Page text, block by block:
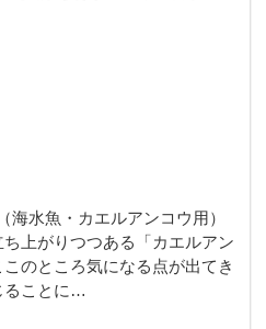
水魚・カエルアンコウ用）
上がりつつある「カエルアン
のところ気になる点が出てき
ることに…